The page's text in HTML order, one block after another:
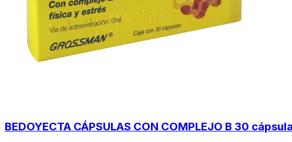
BEDOYECTA CÁPSULAS CON COMPLEJO B 30